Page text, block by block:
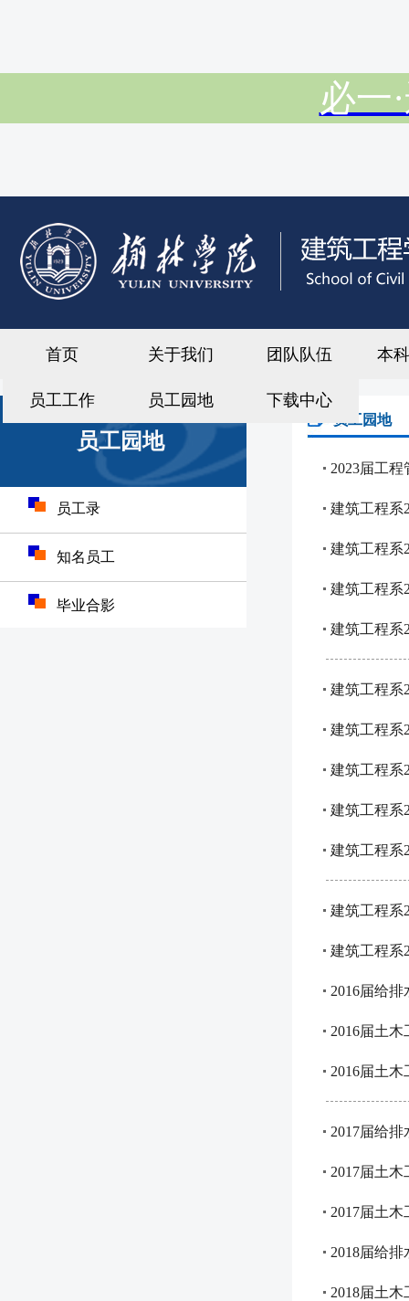
必一
首页 关于我们 团队队伍 本
员工工作 员工园地 下载中心
员工园地
员工录
知名员工
毕业合影
员工园地
2023届工
建筑工程系
建筑工程系
建筑工程系
建筑工程系
建筑工程系
建筑工程系
建筑工程系
建筑工程系
建筑工程系
建筑工程系
建筑工程系
2016届给
2016届土
2016届土
2017届给
2017届土
2017届土
2018届给
2018届土